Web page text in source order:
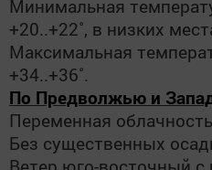
Минимальная
+20..+22˚, в низких
Максимальная
+34..+36˚.
По Предволжью и
Переменная
Без существенных